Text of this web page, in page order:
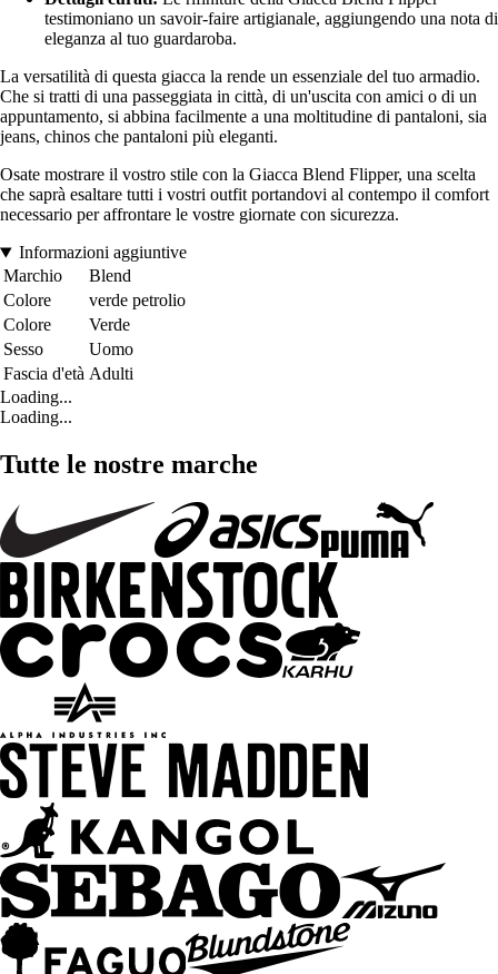
testimoniano un savoir-faire artigianale, aggiungendo una nota di
eleganza al tuo guardaroba.
La versatilità di questa giacca la rende un essenziale del tuo armadio.
Che si tratti di una passeggiata in città, di un'uscita con amici o di un
appuntamento, si abbina facilmente a una moltitudine di pantaloni, sia
jeans, chinos che pantaloni più eleganti.
Osate mostrare il vostro stile con la Giacca Blend Flipper, una scelta
che saprà esaltare tutti i vostri outfit portandovi al contempo il comfort
necessario per affrontare le vostre giornate con sicurezza.
Informazioni aggiuntive
Marchio
Blend
Colore
verde petrolio
Colore
Verde
Sesso
Uomo
Fascia d'età Adulti
Loading...
Loading...
Tutte le nostre marche